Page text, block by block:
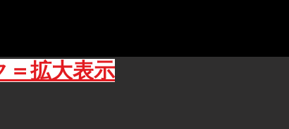
＝拡大表示